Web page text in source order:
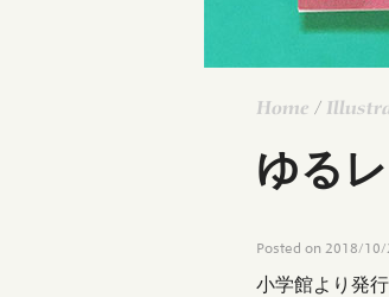
Home /
ゆる
Posted on 2018/10/
小学館より発